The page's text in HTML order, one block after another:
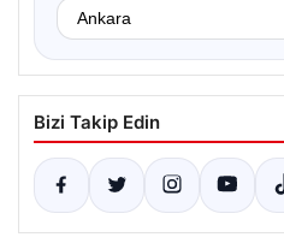
Bizi Takip Edin